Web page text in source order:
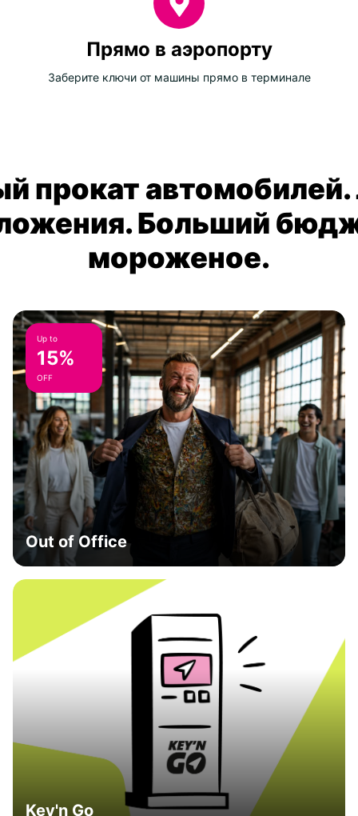
Прямо в аэропорту
Заберите ключи от машины прямо в терминале
прокат
Больший
мороженое.
Up to
15%
OFF
Out of Office
Key'n Go